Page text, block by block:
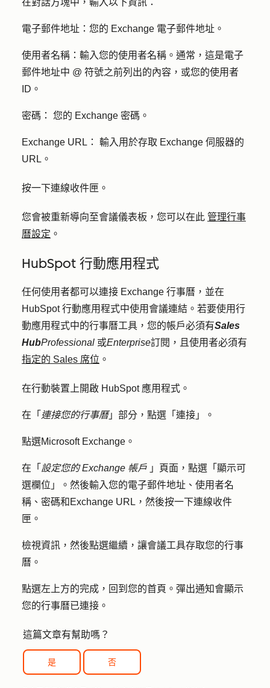
在對話方塊中，輸入以下資訊：
電子郵件地址： 您的 Exchange 電子郵件地址。
使用者名稱： 輸入您的使用者名稱。通常，這是電子
郵件地址中 @ 符號之前列出的內容，或您的使用者
ID。
密碼： 您的 Exchange 密碼。
Exchange URL： 輸入用於存取 Exchange 伺服器的
URL。
按一下連線收件匣 。
您會被重新導向至會議儀表板，您可以在此 管理行事
曆設定 。
HubSpot 行動應用程式
任何使用者都可以連接 Exchange 行事曆，並在
HubSpot 行動應用程式中使用會議連結。若要使用行
動應用程式中的行事曆工具，您的帳戶必須有Sales
HubProfessional 或Enterprise訂閱，且使用者必須有
指定的 Sales 席位 。
在行動裝置上開啟 HubSpot 應用程式。
在「 連接您的行事曆」部分，點選「 連接」 。
點選Microsoft Exchange 。
在「 設定您的 Exchange 帳戶 」頁面，點選「 顯示可
選欄位 」。然後輸入您的電子郵件地址 、 使用者名
稱 、 密碼和 Exchange URL ，然後按一下連線收件
匣 。
檢視資訊，然後點選繼續 ，讓會議工具存取您的行事
曆。
點選左上方的完成 ，回到您的首頁。彈出通知會顯示
您的行事曆已連接。
這篇文章有幫助嗎？
是 否